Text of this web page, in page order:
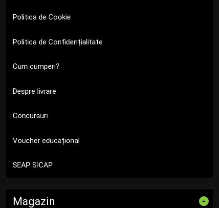
Politica de Cookie
Politica de Confidențialitate
Cum cumperi?
Despre livrare
Concursuri
Voucher educațional
SEAP SICAP
Magazin -